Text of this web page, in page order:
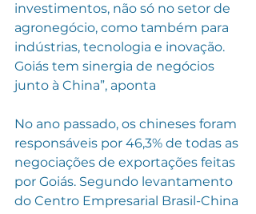
investimentos, não só no setor de
agronegócio, como também para
indústrias, tecnologia e inovação.
Goiás tem sinergia de negócios
junto à China”, aponta
No ano passado, os chineses foram
responsáveis por 46,3% de todas as
negociações de exportações feitas
por Goiás. Segundo levantamento
do Centro Empresarial Brasil-China